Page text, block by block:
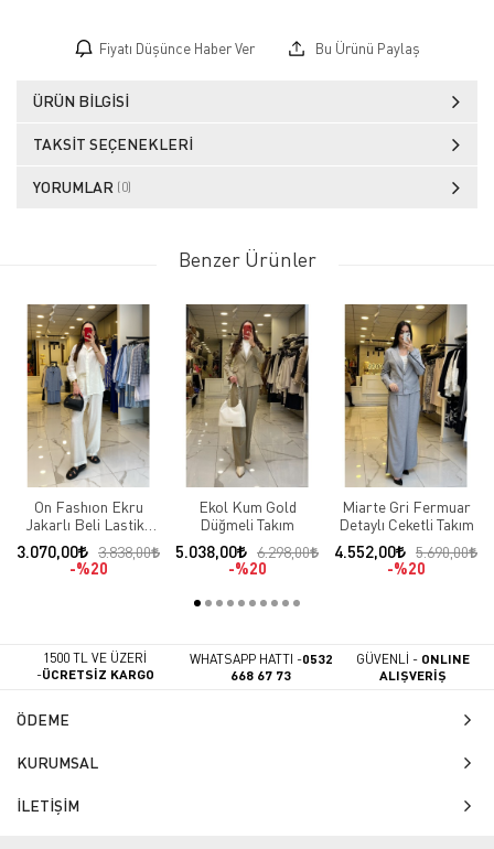
Fiyatı Düşünce Haber Ver Bu Ürünü Paylaş
ÜRÜN BILGISI
TAKSIT SEÇENEKLERI
YORUMLAR (0)
Benzer Ürünler
On Fashıon Ekru
Jakarlı Beli Lastikli
Takım
3.070,00
3.838,00
%20
Ekol Kum Gold
Düğmeli Takım
5.038,00
6.298,00
%20
Miarte Gri Fermuar
Detaylı Ceketli Takım
4.552,00
5.690,00
%20
1500 TL VE ÜZERİ
-ÜCRETSİZ KARGO
WHATSAPP HATTI -0532
668 67 73
GÜVENLİ - ONLINE
ALIŞVERİŞ
ÖDEME
KURUMSAL
İLETİŞİM